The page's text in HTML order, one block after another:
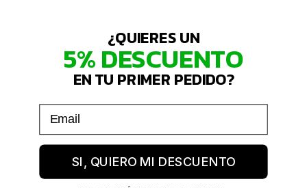
¿QUIERES UN
5% DESCUENTO
EN TU PRIMER PEDIDO?
Email
SI, QUIERO MI DESCUENTO